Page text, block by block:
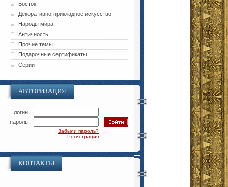
Восток
Декоративно-прикладное искусство
Народы мира
Античность
Прочие темы
Подарочные сертификаты
Серии
АВТОРИЗАЦИЯ
логин
пароль
Забыли пароль?
Регистрация
КОНТАКТЫ